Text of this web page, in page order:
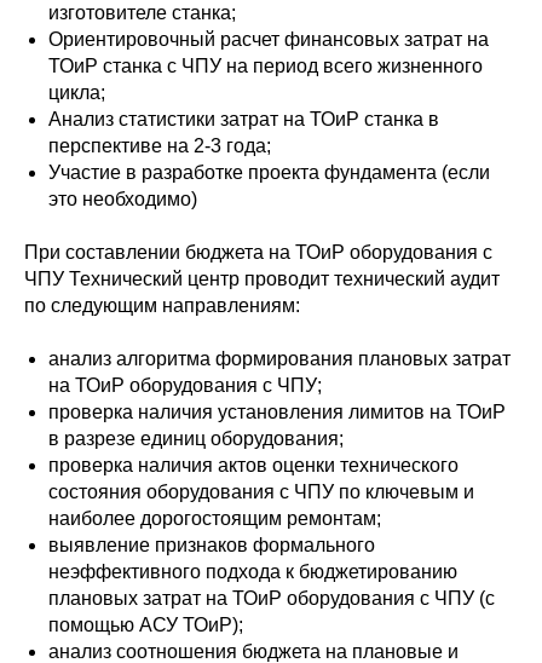
изготовителе станка;
Ориентировочный расчет финансовых затрат на
ТОиР станка с ЧПУ на период всего жизненного
цикла;
Анализ статистики затрат на ТОиР станка в
перспективе на 2-3 года;
Участие в разработке проекта фундамента (если
это необходимо)
При составлении бюджета на ТОиР оборудования с
ЧПУ Технический центр проводит технический аудит
по следующим направлениям:
анализ алгоритма формирования плановых затрат
на ТОиР оборудования с ЧПУ;
проверка наличия установления лимитов на ТОиР
в разрезе единиц оборудования;
проверка наличия актов оценки технического
состояния оборудования с ЧПУ по ключевым и
наиболее дорогостоящим ремонтам;
выявление признаков формального
неэффективного подхода к бюджетированию
плановых затрат на ТОиР оборудования с ЧПУ (с
помощью АСУ ТОиР);
анализ соотношения бюджета на плановые и